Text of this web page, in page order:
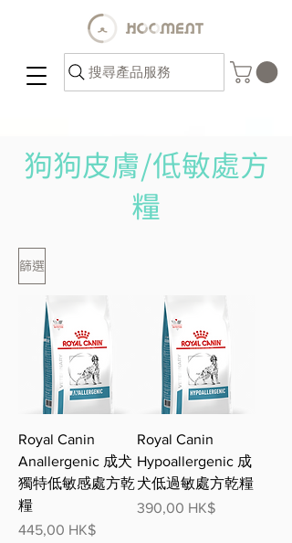
搜尋產品服務
狗狗皮膚/低敏處方
糧
篩選
Royal Canin
Anallergenic 成犬
獨特低敏感處方乾
糧
價格
445,00 HK$
Royal Canin
Hypoallergenic 成
犬低過敏處方乾糧
價格
390,00 HK$